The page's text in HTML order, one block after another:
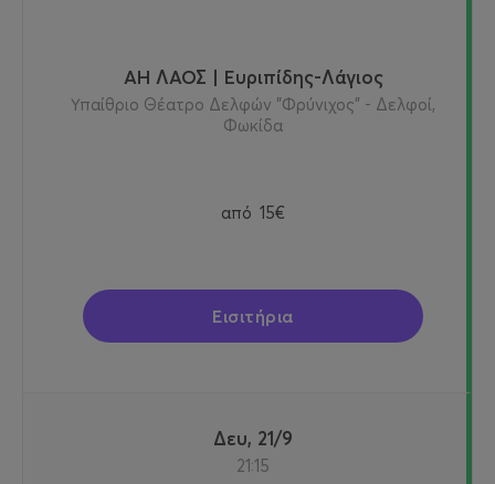
ΑΗ ΛΑΟΣ | Ευριπίδης-Λάγιος
Υπαίθριο Θέατρο Δελφών "Φρύνιχος" - Δελφοί,
Φωκίδα
από 15€
Εισιτήρια
Δευ, 21/9
21:15